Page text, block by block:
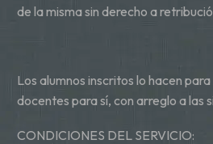
de la misma sin derecho a
Los alumnos inscritos lo hacen
docentes para sí, con arreglo a las
CONDICIONES DEL SERVICIO: